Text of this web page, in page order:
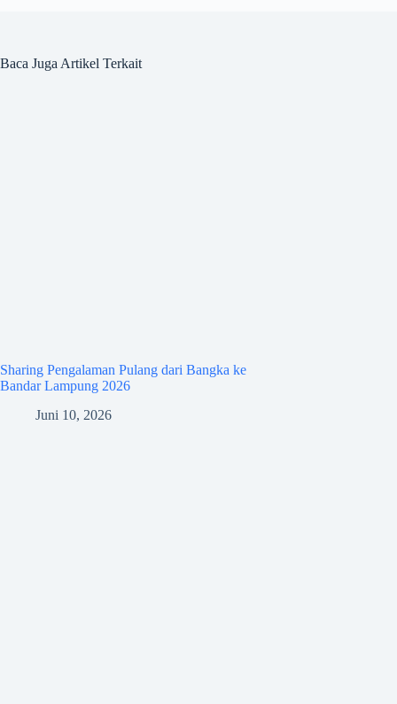
Baca Juga Artikel Terkait
Sharing Pengalaman Pulang dari Bangka ke
Bandar Lampung 2026
Juni 10, 2026